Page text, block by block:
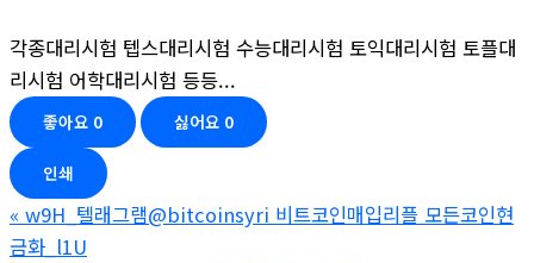
각종대리시험 텝스대리시험 수능대리시험 토익대리시험 토플대
리시험 어학대리시험 등등...
좋아요 0 싫어요 0
인쇄
« w9H_텔래그램@bitcoinsyri 비트코인매입리플 모든코인현
금화_l1U